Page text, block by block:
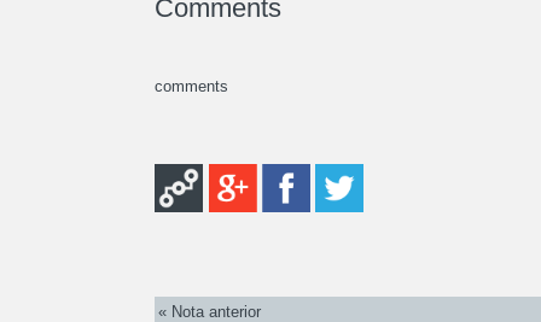
Comments
comments
« Nota anterior